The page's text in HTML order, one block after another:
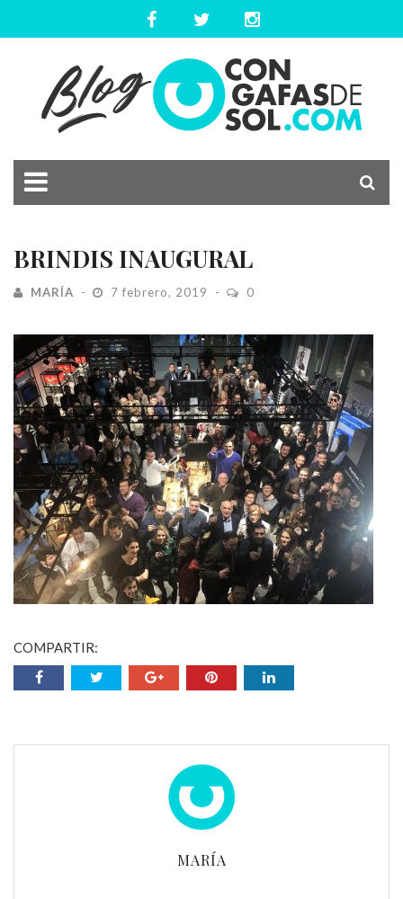
BRINDIS INAUGURAL
MARÍA 7 febrero, 2019 0
COMPARTIR:
MARÍA